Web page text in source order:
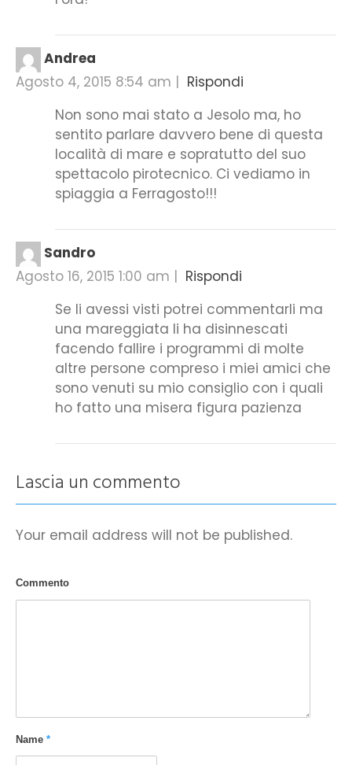
Andrea
Agosto 4, 2015 8:54 am | Rispondi
Non sono mai stato a Jesolo ma, ho
sentito parlare davvero bene di questa
località di mare e sopratutto del suo
spettacolo pirotecnico. Ci vediamo in
spiaggia a Ferragosto!!!
Sandro
Agosto 16, 2015 1:00 am | Rispondi
Se li avessi visti potrei commentarli ma
una mareggiata li ha disinnescati
facendo fallire i programmi di molte
altre persone compreso i miei amici che
sono venuti su mio consiglio con i quali
ho fatto una misera figura pazienza
Lascia un commento
Your email address will not be published.
Commento
Name *